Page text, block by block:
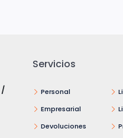
/
Servicios
Personal
Empresarial
Devoluciones